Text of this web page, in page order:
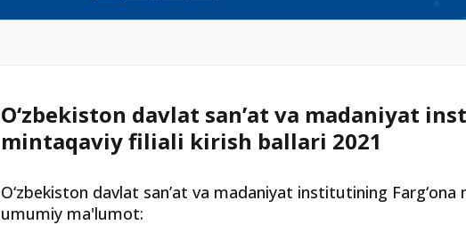
O‘zbekiston davlat san’at va madaniyat
mintaqaviy filiali kirish ballari 2021
O‘zbekiston davlat sanʼat va madaniyat institutining
umumiy ma'lumot: